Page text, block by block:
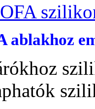
ablakhoz